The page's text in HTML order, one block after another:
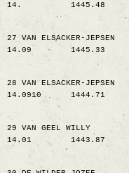
14.
1445.48
27 VAN ELSACKER-JEPSEN
14.09
1445.33
28 VAN ELSACKER-JEPSEN
14.0910
1444.71
29 VAN GEEL WILLY
14.01
1443.87